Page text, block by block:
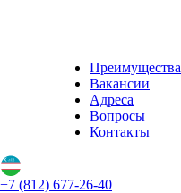
Преимущества
Вакансии
Адреса
Вопросы
Контакты
+7 (812) 677-26-40